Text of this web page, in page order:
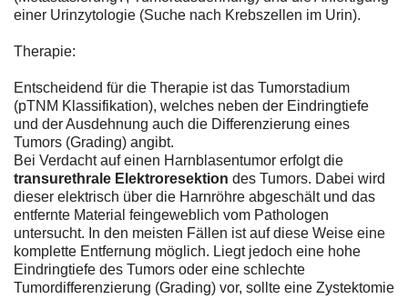
einer Urinzytologie (Suche nach Krebszellen im Urin).
Therapie:
Entscheidend für die Therapie ist das Tumorstadium
(pTNM Klassifikation), welches neben der Eindringtiefe
und der Ausdehnung auch die Differenzierung eines
Tumors (Grading) angibt.
Bei Verdacht auf einen Harnblasentumor erfolgt die
transurethrale Elektroresektion des Tumors. Dabei wird
dieser elektrisch über die Harnröhre abgeschält und das
entfernte Material feingeweblich vom Pathologen
untersucht. In den meisten Fällen ist auf diese Weise eine
komplette Entfernung möglich. Liegt jedoch eine hohe
Eindringtiefe des Tumors oder eine schlechte
Tumordifferenzierung (Grading) vor, sollte eine Zystektomie